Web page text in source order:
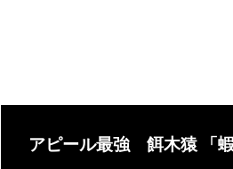
アピール最強 餌木猿 「蝦